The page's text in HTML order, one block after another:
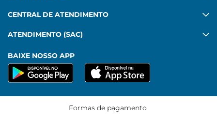
CENTRAL DE ATENDIMENTO
ATENDIMENTO (SAC)
BAIXE NOSSO APP
Formas de pagamento